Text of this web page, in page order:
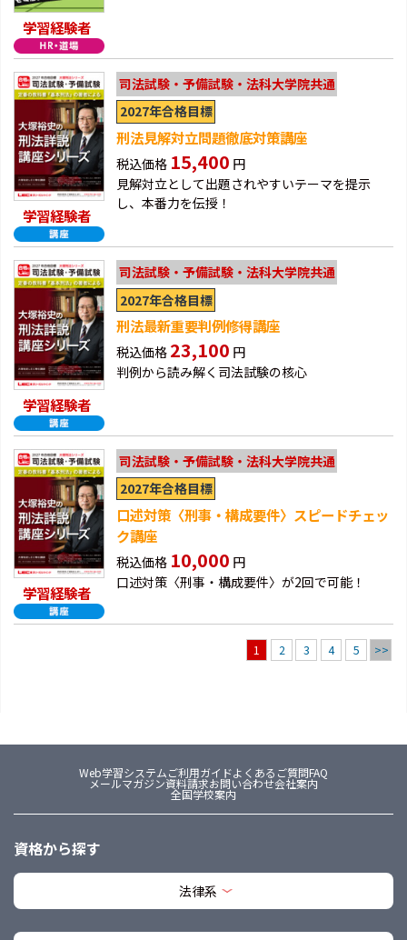
学習経験者
学習経験者
司法試験・予備試験・法科大学院共通
2027年合格目標
刑法見解対立問題徹底対策講座
税込価格 15,400 円
見解対立として出題されやすいテーマを提示
し、本番力を伝授！
学習経験者
司法試験・予備試験・法科大学院共通
2027年合格目標
刑法最新重要判例修得講座
税込価格 23,100 円
判例から読み解く司法試験の核心
学習経験者
司法試験・予備試験・法科大学院共通
2027年合格目標
口述対策〈刑事・構成要件〉スピードチェッ
ク講座
税込価格 10,000 円
口述対策〈刑事・構成要件〉が2回で可能！
1 2 3 4 5 >>
Web学習システムご利用ガイドよくあるご質問FAQ
メールマガジン資料請求お問い合わせ会社案内
全国学校案内
資格から探す
法律系